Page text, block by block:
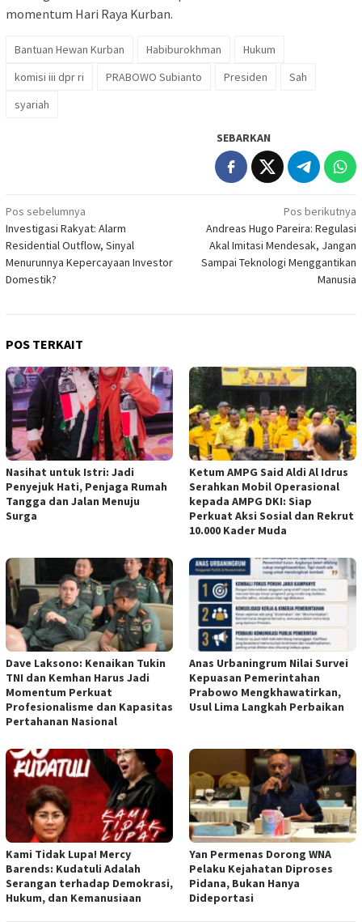
momentum Hari Raya Kurban.
Bantuan Hewan Kurban Habiburokhman
Hukum
komisi iii dpr ri
PRABOWO Subianto Presiden
Sah
syariah
SEBARKAN
Navigasi
pos
Pos sebelumnya
Investigasi Rakyat: Alarm
Residential Outflow, Sinyal
Menurunnya Kepercayaan Investor
Domestik?
Pos berikutnya
Andreas Hugo Pareira: Regulasi
Akal Imitasi Mendesak, Jangan
Sampai Teknologi Menggantikan
Manusia
POS TERKAIT
Nasihat untuk Istri: Jadi
Penyejuk Hati, Penjaga Rumah
Tangga dan Jalan Menuju
Surga
Ketum AMPG Said Aldi Al Idrus
Serahkan Mobil Operasional
kepada AMPG DKI: Siap
Perkuat Aksi Sosial dan Rekrut
10.000 Kader Muda
Dave Laksono: Kenaikan Tukin
TNI dan Kemhan Harus Jadi
Momentum Perkuat
Profesionalisme dan Kapasitas
Pertahanan Nasional
Anas Urbaningrum Nilai Survei
Kepuasan Pemerintahan
Prabowo Mengkhawatirkan,
Usul Lima Langkah Perbaikan
Kami Tidak Lupa! Mercy
Barends: Kudatuli Adalah
Serangan terhadap Demokrasi,
Hukum, dan Kemanusiaan
Yan Permenas Dorong WNA
Pelaku Kejahatan Diproses
Pidana, Bukan Hanya
Dideportasi